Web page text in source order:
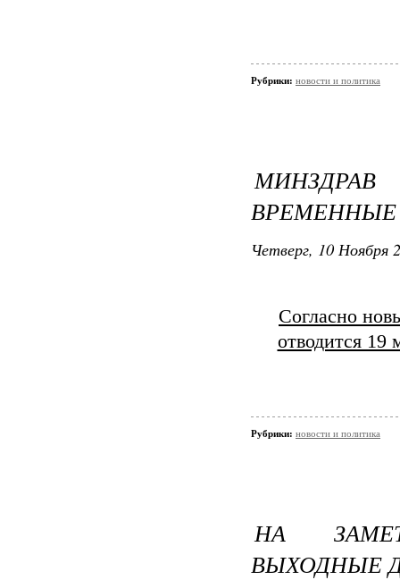
Рубрики: новости и политика
Четверг, 10 Ноября
Согласно
отводится 19
Рубрики: новости и политика
НА
ВЫХОДНЫЕ